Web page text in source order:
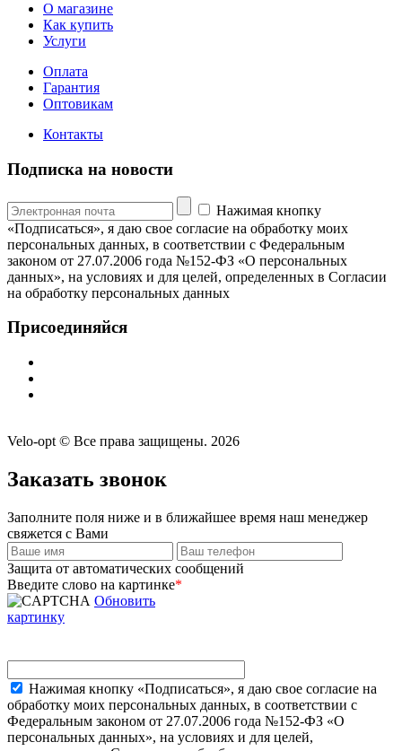
О магазине
Как купить
Услуги
Оплата
Гарантия
Оптовикам
Контакты
Подписка на новости
Нажимая кнопку
«Подписаться», я даю свое согласие на обработку моих
персональных данных, в соответствии с Федеральным
законом от 27.07.2006 года №152-ФЗ «О персональных
данных», на условиях и для целей, определенных в Согласии
на обработку персональных данных
Присоединяйся
Velo-opt © Все права защищены. 2026
Заказать звонок
Заполните поля ниже и в ближайшее время наш менеджер
свяжется с Вами
Защита от автоматических сообщений
Введите слово на картинке*
Обновить
картинку
Нажимая кнопку «Подписаться», я даю свое согласие на
обработку моих персональных данных, в соответствии с
Федеральным законом от 27.07.2006 года №152-ФЗ «О
персональных данных», на условиях и для целей,